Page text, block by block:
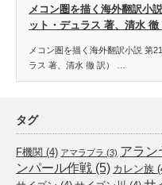
メコン圏を描く海外翻訳小
ット・デュラス 著、清水 徹
メコン圏を描く海外翻訳小説 第
ラス 著、清水 徹 訳） …
タグ
F機関 (4) アマラプラ (3) アラン
ンパール作戦 (5) カレン族